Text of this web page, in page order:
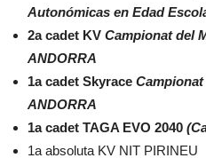
Autonómicas en Edad
2a cadet KV Campionat del
ANDORRA
1a cadet Skyrace
ANDORRA
1a cadet TAGA EVO 2040
1a absoluta KV NIT PIRINEU